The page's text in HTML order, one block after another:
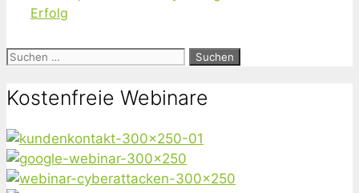
Erfolg
Suchen
Kostenfreie Webinare